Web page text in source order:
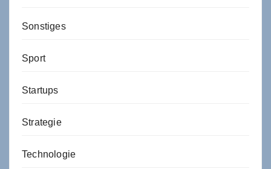
Sonstiges
Sport
Startups
Strategie
Technologie